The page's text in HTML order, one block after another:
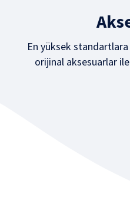
En yüksek
orijinal aksesuarlar ile